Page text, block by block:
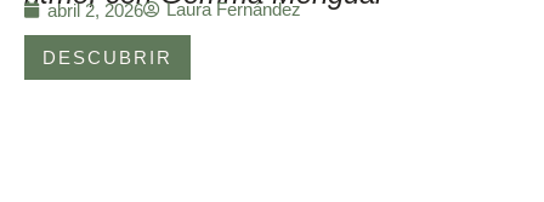
abril 2, 2026 Laura Fernández
DESCUBRIR